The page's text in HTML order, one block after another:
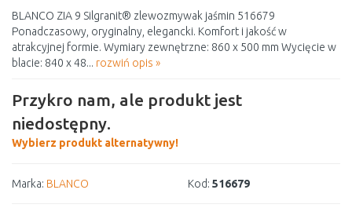
BLANCO ZIA 9 Silgranit® zlewozmywak jaśmin 516679
Ponadczasowy, oryginalny, elegancki. Komfort i jakość w
atrakcyjnej formie. Wymiary zewnętrzne: 860 x 500 mm Wycięcie w
blacie: 840 x 48... rozwiń opis »
Przykro nam, ale produkt jest
niedostępny.
Wybierz produkt alternatywny!
Marka: BLANCO Kod: 516679